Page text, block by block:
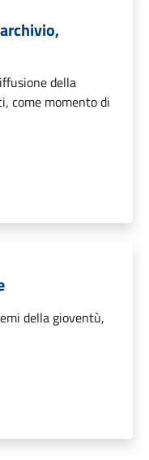
della
come momento di
della gioventù,